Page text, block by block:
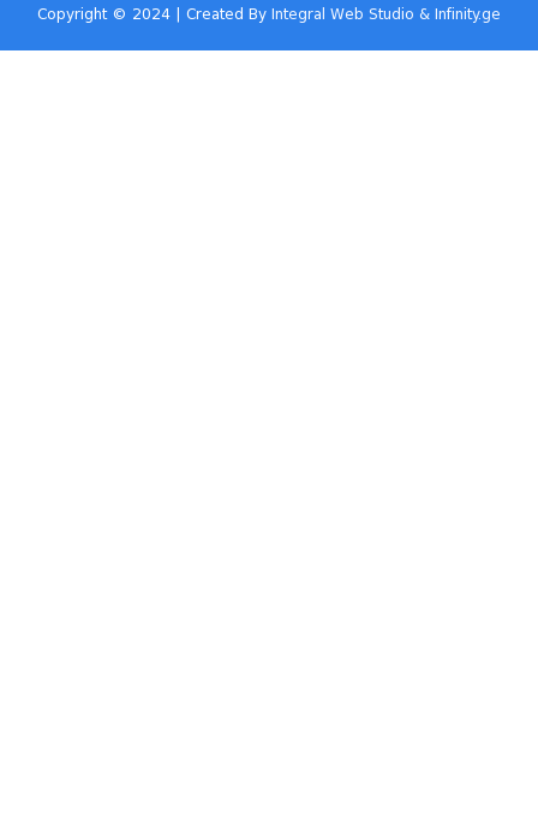
Copyright © 2024 | Created By Integral Web Studio & Infinity.ge